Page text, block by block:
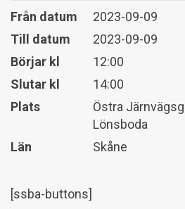
Från datum
2023-09-09
Till datum
2023-09-09
Börjar kl
12:00
Slutar kl
14:00
Plats
Östra
Lönsboda
Län
Skåne
[ssba-buttons]